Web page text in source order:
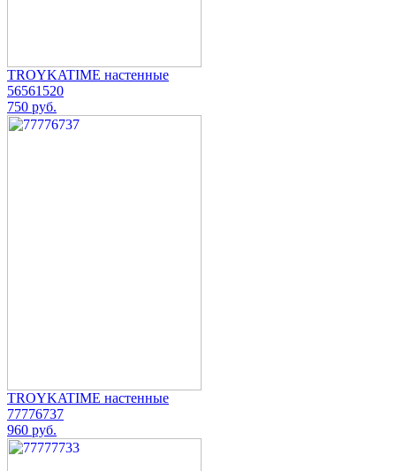
TROYKATIME настенные
56561520
750 руб.
TROYKATIME настенные
77776737
960 руб.